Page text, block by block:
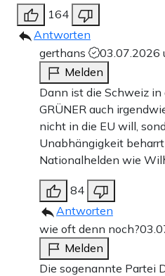
164
Antworten
gerthans
03.07.2026
Melden
Dann ist die Schweiz in
GRÜNER auch
nicht in die EU will,
Unabhängigkeit beharrt
Nationalhelden wie
84
Antworten
wie oft denn noch?
Melden
Die sogenannte Partei